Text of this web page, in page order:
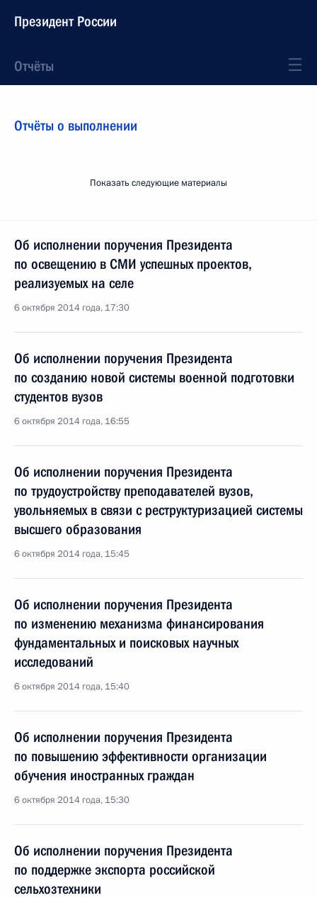
Президент России
Отчёты
Отчёты о выполнении
Показать следующие материалы
Об исполнении поручения Президента
по освещению в СМИ успешных проектов,
реализуемых на селе
6 октября 2014 года, 17:30
Об исполнении поручения Президента
по созданию новой системы военной подготовки
студентов вузов
6 октября 2014 года, 16:55
Об исполнении поручения Президента
по трудоустройству преподавателей вузов,
увольняемых в связи с реструктуризацией системы
высшего образования
6 октября 2014 года, 15:45
Об исполнении поручения Президента
по изменению механизма финансирования
фундаментальных и поисковых научных
исследований
6 октября 2014 года, 15:40
Об исполнении поручения Президента
по повышению эффективности организации
обучения иностранных граждан
6 октября 2014 года, 15:30
Об исполнении поручения Президента
по поддержке экспорта российской
сельхозтехники